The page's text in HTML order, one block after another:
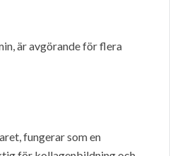
är avgörande för flera
fungerar som en